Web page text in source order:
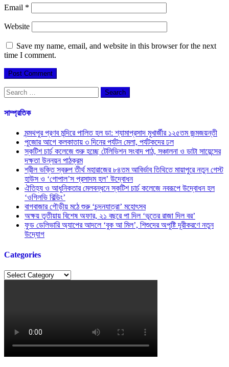
Email *
Website
Save my name, email, and website in this browser for the next
time I comment.
Search
for:
সাম্প্রতিক
মন্মথপুর প্রণব মন্দিরে পালিত হল ডা: শ্যামাপ্রসাদ মুখার্জীর ১২৫তম জন্মজয়ন্তী
পুজোর আগে কলকাতায় ৩ দিনের পর্যটন মেলা, পর্যটকদের ঢল
স্কটিশ চার্চ কলেজে শুরু হচ্ছে টেলিভিশন সংবাদ পাঠ, সঞ্চালনা ও ডাটা সায়েন্সের
দক্ষতা উন্নয়ন পাঠক্রম
শ্রীল ভক্তি স্বরুপ তীর্থ মহারাজের ৮৪তম আবির্ভাব তিথিতে মায়াপুরে নতুন গেস্ট
হাউস ও ‘গোপাল’স প্রসাদম হল’ উদ্বোধন
ঐতিহ্য ও আধুনিকতার মেলবন্ধনে স্কটিশ চার্চ কলেজে নবরূপে উদ্বোধন হল
‘ওগিলভি বিল্ডিং’
বাগবাজার গৌড়ীয় মঠে শুরু ‘চন্দনযাত্রা’ মহোৎসব
অক্ষয় তৃতীয়ায় বিশেষ অফার, ২১ বছরে পা দিল ‘ভূতের রাজা দিল বর’
ফুড ডেলিভারি অ্যাপের আদলে ‘বুক আ মিল’, শিশুদের অপুষ্টি দূরীকরণে নতুন
উদ্যোগ
Categories
Categories